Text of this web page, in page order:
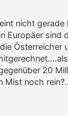
nicht gerade
Europäer sind
Österreicher
20
Mist noch